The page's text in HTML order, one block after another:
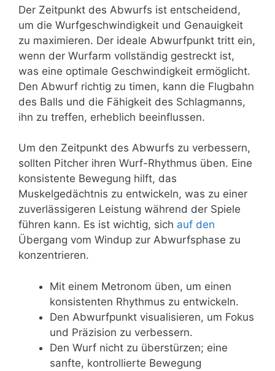
Der Zeitpunkt des Abwurfs ist entscheidend,
um die Wurfgeschwindigkeit und Genauigkeit
zu maximieren. Der ideale Abwurfpunkt tritt ein,
wenn der Wurfarm vollständig gestreckt ist,
was eine optimale Geschwindigkeit ermöglicht.
Den Abwurf richtig zu timen, kann die Flugbahn
des Balls und die Fähigkeit des Schlagmanns,
ihn zu treffen, erheblich beeinflussen.
Um den Zeitpunkt des Abwurfs zu verbessern,
sollten Pitcher ihren Wurf-Rhythmus üben. Eine
konsistente Bewegung hilft, das
Muskelgedächtnis zu entwickeln, was zu einer
zuverlässigeren Leistung während der Spiele
führen kann. Es ist wichtig, sich auf den
Übergang vom Windup zur Abwurfsphase zu
konzentrieren.
Mit einem Metronom üben, um einen
konsistenten Rhythmus zu entwickeln.
Den Abwurfpunkt visualisieren, um Fokus
und Präzision zu verbessern.
Den Wurf nicht zu überstürzen; eine
sanfte, kontrollierte Bewegung